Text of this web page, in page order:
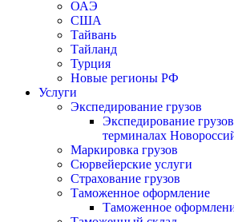
ОАЭ
США
Тайвань
Тайланд
Турция
Новые регионы РФ
Услуги
Экспедирование грузов
Экспедирование
терминалах
Маркировка грузов
Сюрвейерские услуги
Страхование грузов
Таможенное оформление
Таможенное